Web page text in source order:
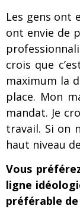
Les gens ont
ont envie de
crois que
maximum la
place. Mon
mandat. Je
travail. Si on
haut niveau
Vous
ligne
préférable